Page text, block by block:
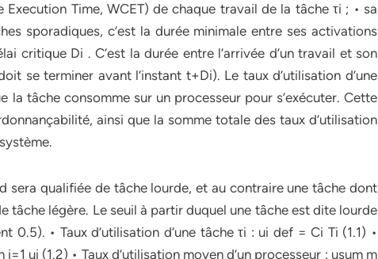
Time, WCET) de chaque travail de la tâche τi ; • sa
sporadiques, c’est la durée minimale entre ses activations
critique Di . C’est la durée entre l’arrivée d’un travail et son
se terminer avant l’instant t+Di). Le taux d’utilisation d’une
tâche consomme sur un processeur pour s’exécuter. Cette
ainsi que la somme totale des taux d’utilisation
sera qualifiée de tâche lourde, et au contraire une tâche dont
tâche légère. Le seuil à partir duquel une tâche est dite lourde
0.5). • Taux d’utilisation d’une tâche τi : ui def = Ci Ti (1.1) •
ui (1.2) • Taux d’utilisation moyen d’un processeur : usum m